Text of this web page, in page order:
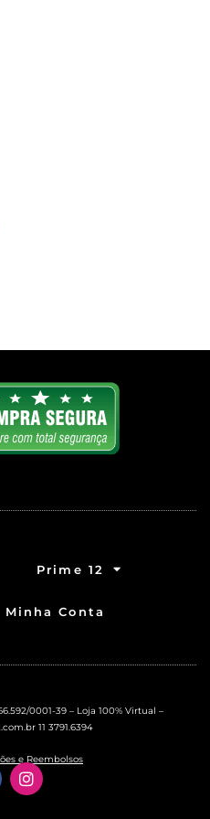
Prime 12
Minha Conta
0001-39 – Loja 100% Virtual –
11 3791.6394
e Reembolsos
I
n